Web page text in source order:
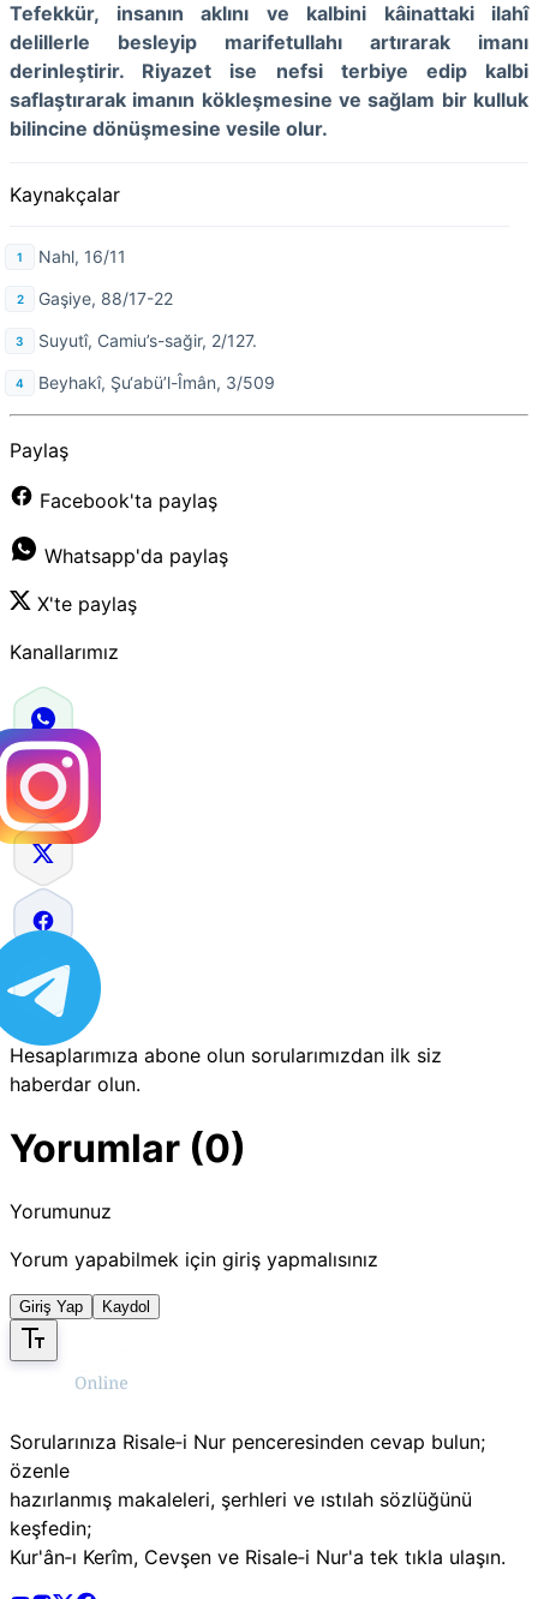
Tefekkür, insanın aklını ve kalbini kâinattaki ilahî
delillerle besleyip marifetullahı artırarak imanı
derinleştirir. Riyazet ise nefsi terbiye edip kalbi
saflaştırarak imanın kökleşmesine ve sağlam bir kulluk
bilincine dönüşmesine vesile olur.
Kaynakçalar
Nahl, 16/11
Gaşiye, 88/17-22
Suyutî, Camiu’s-sağir, 2/127.
Beyhakî, Şu‘abü’l-Îmân, 3/509
Paylaş
Facebook'ta paylaş
Whatsapp'da paylaş
X'te paylaş
Kanallarımız
Hesaplarımıza abone olun sorularımızdan ilk siz
haberdar olun.
Yorumlar (0)
Yorumunuz
Yorum yapabilmek için giriş yapmalısınız
Giriş Yap Kaydol
Sorularınıza Risale‑i Nur penceresinden cevap bulun;
özenle
hazırlanmış makaleleri, şerhleri ve ıstılah sözlüğünü
keşfedin;
Kur'ân‑ı Kerîm, Cevşen ve Risale‑i Nur'a tek tıkla ulaşın.